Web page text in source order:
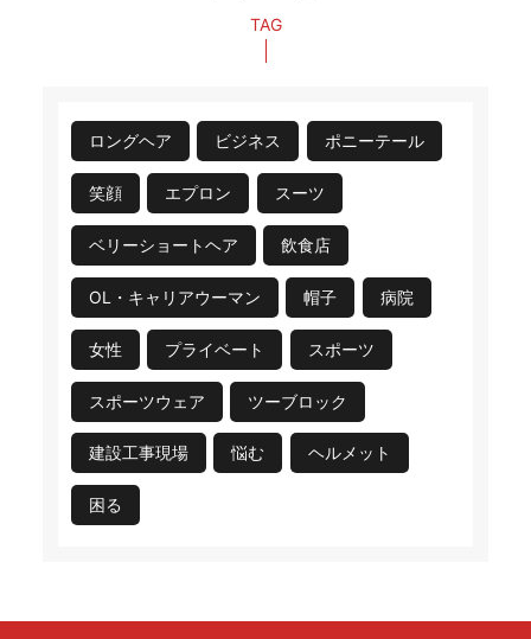
TAG
ロングヘア ビジネス ポニーテール
笑顔 エプロン スーツ
ベリーショートヘア 飲食店
OL・キャリアウーマン 帽子 病院
女性 プライベート スポーツ
スポーツウェア ツーブロック
建設工事現場 悩む ヘルメット
困る